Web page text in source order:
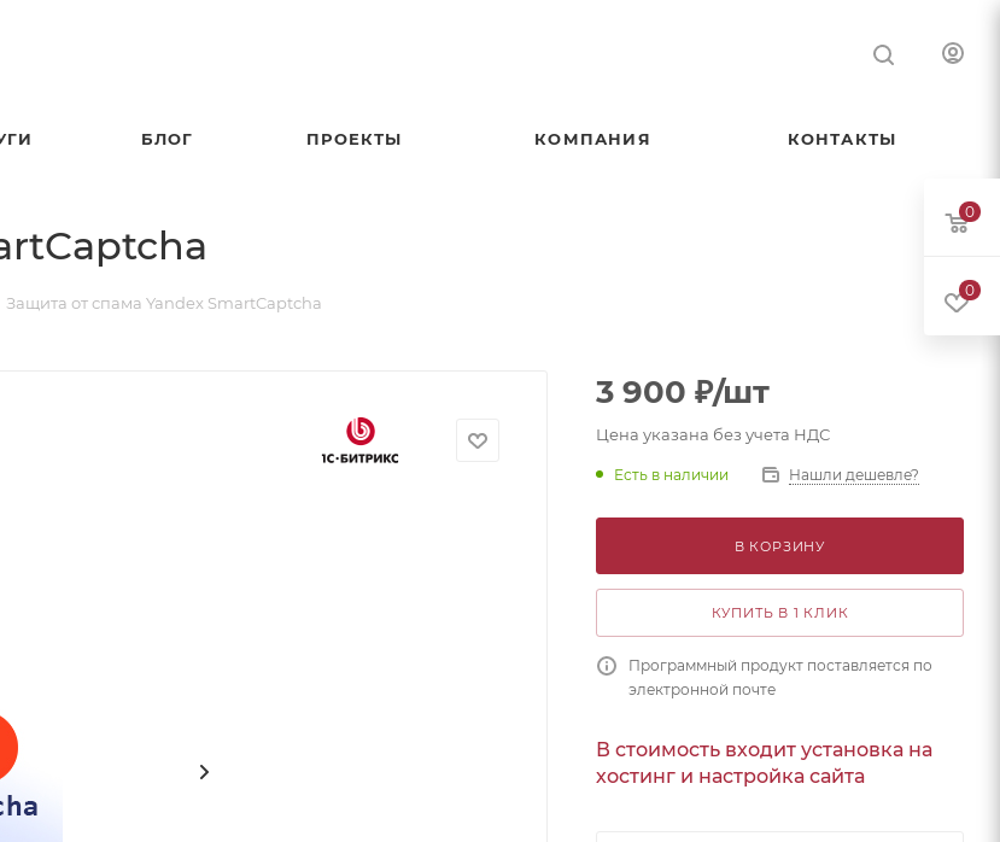
БЛОГ ПРОЕКТЫ КОМПАНИЯ КОНТАКТЫ
Защита от спама Yandex SmartCaptcha
3 900 ₽/шт
Цена указана без учета НДС
Есть в наличии Нашли дешевле?
В КОРЗИНУ
КУПИТЬ В 1 КЛИК
Программный продукт поставляется по
электронной почте
В стоимость входит установка на
хостинг и настройка сайта
0
0